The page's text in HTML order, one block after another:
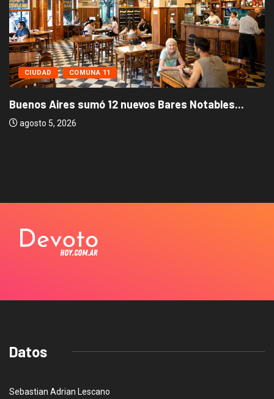
CIUDAD COMUNA 11
Buenos Aires sumó 12 nuevos Bares Notables...
agosto 5, 2026
Datos
Sebastian Adrian Lescano